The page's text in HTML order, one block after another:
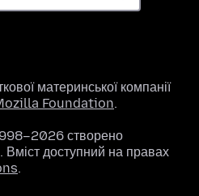
материнської компанії
Foundation.
створено
доступний на правах
.